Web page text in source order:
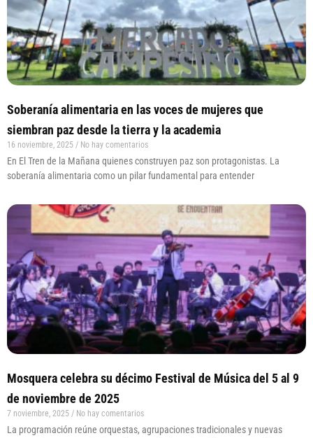
Soberanía alimentaria en las voces de mujeres que
siembran paz desde la tierra y la academia
16 noviembre, 2025 No hay comentarios
En El Tren de la Mañana quienes construyen paz son protagonistas. La
soberanía alimentaria como un pilar fundamental para entender
Mosquera celebra su décimo Festival de Música del 5 al 9
de noviembre de 2025
7 noviembre, 2025 No hay comentarios
La programación reúne orquestas, agrupaciones tradicionales y nuevas